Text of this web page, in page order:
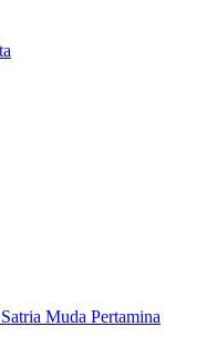
Muda Pertamina